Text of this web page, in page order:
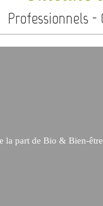
Professionnels -
la part de Bio & Bien-